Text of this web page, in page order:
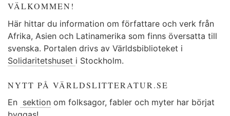
VÄLKOMMEN!
Här hittar du information om författare och verk från
Afrika, Asien och Latinamerika som finns översatta till
svenska. Portalen drivs av Världsbiblioteket i
Solidaritetshuset i Stockholm.
NYTT PÅ VÄRLDSLITTERATUR.SE
En sektion om folksagor, fabler och myter har börjat